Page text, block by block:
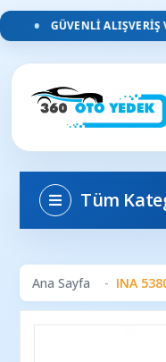
GÜVENLI ALIŞVERIŞ VE
Tüm
Ana Sayfa INA